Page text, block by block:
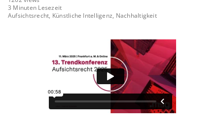
3 Minuten Lesezeit
Aufsichtsrecht, Künstliche Intelligenz, Nachhaltigkeit